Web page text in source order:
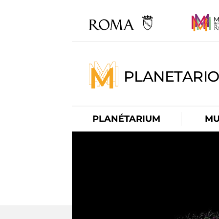
PLANETARIO
PLANÉTARIUM